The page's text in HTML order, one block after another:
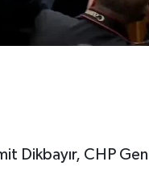
Dikbayır, CHP